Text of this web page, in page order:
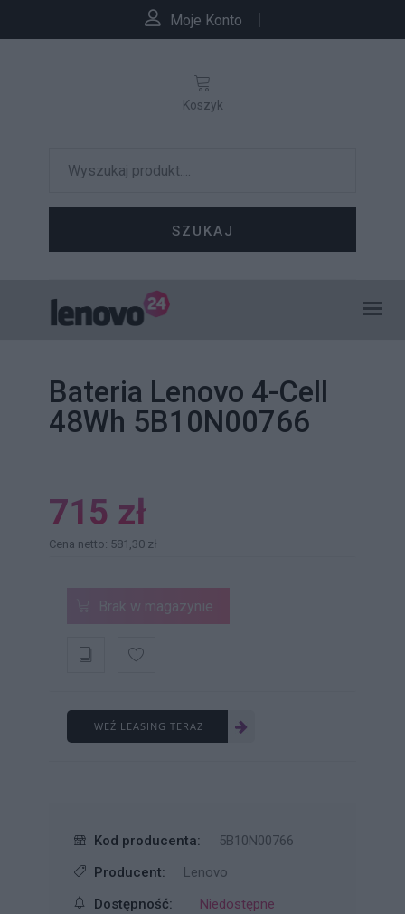
Moje Konto
SZUKAJ
Koszyk
Bateria Lenovo 4-Cell
48Wh 5B10N00766
715 zł
Cena netto: 581,30 zł
Brak w magazynie
WEŹ LEASING TERAZ
Kod producenta:
5B10N00766
Producent:
Lenovo
Dostępność:
Niedostępne